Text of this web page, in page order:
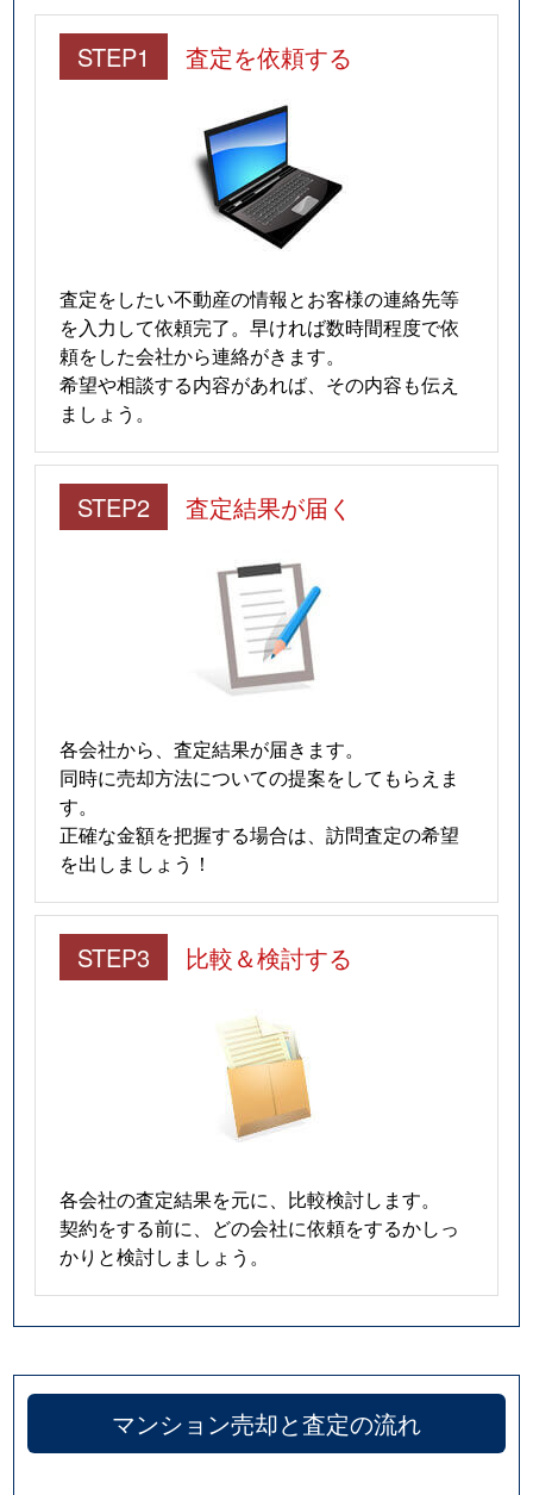
STEP1 査定を依頼する
査定をしたい不動産の情報とお客様の連絡先等
を入力して依頼完了。早ければ数時間程度で依
頼をした会社から連絡がきます。
希望や相談する内容があれば、その内容も伝え
ましょう。
STEP2 査定結果が届く
各会社から、査定結果が届きます。
同時に売却方法についての提案をしてもらえま
す。
正確な金額を把握する場合は、訪問査定の希望
を出しましょう！
STEP3 比較＆検討する
各会社の査定結果を元に、比較検討します。
契約をする前に、どの会社に依頼をするかしっ
かりと検討しましょう。
マンション売却と査定の流れ